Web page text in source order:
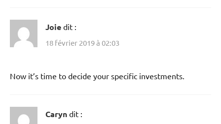
Joie dit :
18 février 2019 à 02:03
Now it’s time to decide your specific investments.
Caryn dit :